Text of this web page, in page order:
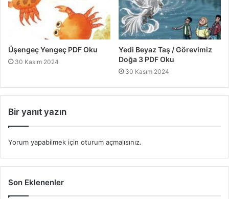
Üşengeç Yengeç PDF Oku
30 Kasım 2024
Yedi Beyaz Taş / Görevimiz
Doğa 3 PDF Oku
30 Kasım 2024
Bir yanıt yazın
Yorum yapabilmek için oturum açmalısınız.
Son Eklenenler